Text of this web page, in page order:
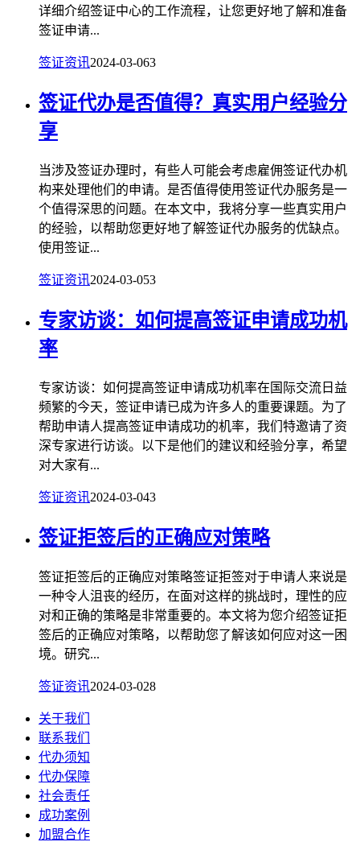
详细介绍签证中心的工作流程，让您更好地了解和准备
签证申请...
签证资讯2024-03-063
签证代办是否值得？真实用户经验分
享
当涉及签证办理时，有些人可能会考虑雇佣签证代办机
构来处理他们的申请。是否值得使用签证代办服务是一
个值得深思的问题。在本文中，我将分享一些真实用户
的经验，以帮助您更好地了解签证代办服务的优缺点。
使用签证...
签证资讯2024-03-053
专家访谈：如何提高签证申请成功机
率
专家访谈：如何提高签证申请成功机率在国际交流日益
频繁的今天，签证申请已成为许多人的重要课题。为了
帮助申请人提高签证申请成功的机率，我们特邀请了资
深专家进行访谈。以下是他们的建议和经验分享，希望
对大家有...
签证资讯2024-03-043
签证拒签后的正确应对策略
签证拒签后的正确应对策略签证拒签对于申请人来说是
一种令人沮丧的经历，在面对这样的挑战时，理性的应
对和正确的策略是非常重要的。本文将为您介绍签证拒
签后的正确应对策略，以帮助您了解该如何应对这一困
境。研究...
签证资讯2024-03-028
关于我们
联系我们
代办须知
代办保障
社会责任
成功案例
加盟合作